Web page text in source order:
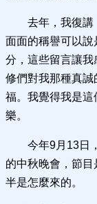
去年，我復講
面面的稱譽可以
分，這些留言讓我
修們對我那種真
福。我覺得我是
樂。
今年9月13日
的中秋晚會，節
半是怎麼來的。